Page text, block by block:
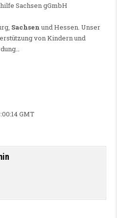
Sachsen gGmbH
Sachsen und Hessen. Unser
von Kindern und
GMT